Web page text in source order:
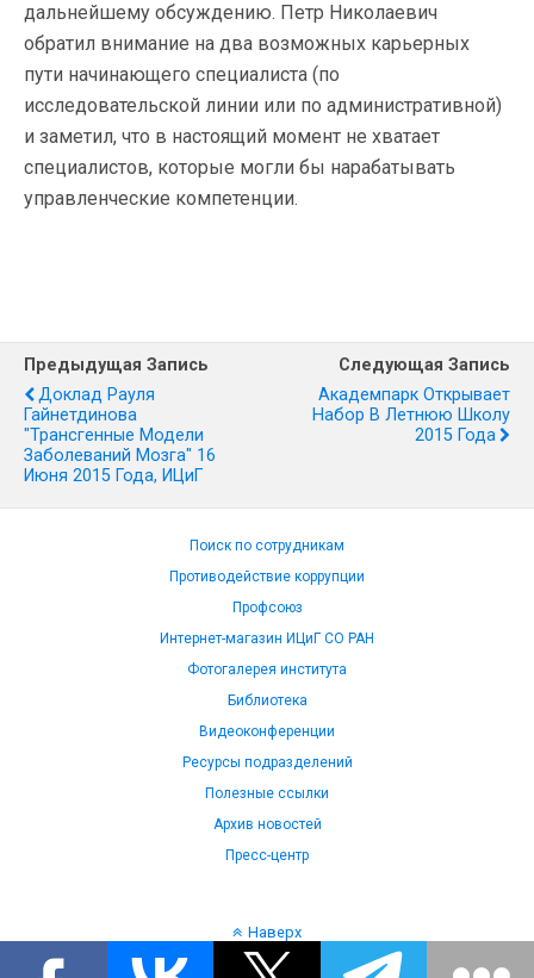
дальнейшему обсуждению. Петр Николаевич
обратил внимание на два возможных карьерных
пути начинающего специалиста (по
исследовательской линии или по административной)
и заметил, что в настоящий момент не хватает
специалистов, которые могли бы нарабатывать
управленческие компетенции.
Предыдущая Запись
Доклад Рауля
Гайнетдинова
"Трансгенные Модели
Заболеваний Мозга" 16
Июня 2015 Года, ИЦиГ
Следующая Запись
Академпарк Открывает
Набор В Летнюю Школу
2015 Года
Поиск по сотрудникам
Противодействие коррупции
Профсоюз
Интернет-магазин ИЦиГ СО РАН
Фотогалерея института
Библиотека
Видеоконференции
Ресурсы подразделений
Полезные ссылки
Архив новостей
Пресс-центр
Наверх